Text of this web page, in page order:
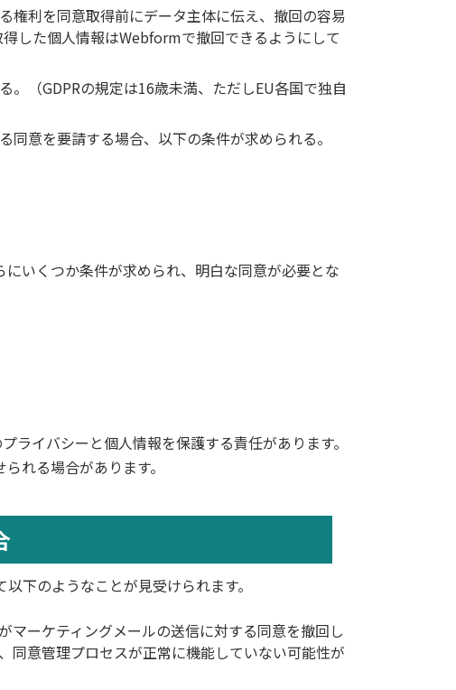
権利を同意取得前にデータ主体に伝え、撤回の容易
した個人情報はWebformで撤回できるようにして
。（GDPRの規定は16歳未満、ただしEU各国で独自
同意を要請する場合、以下の条件が求められる。
いくつか条件が求められ、明白な同意が必要とな
ライバシーと個人情報を保護する責任があります。
れる場合があります。
下のようなことが見受けられます。
マーケティングメールの送信に対する同意を撤回し
同意管理プロセスが正常に機能していない可能性が